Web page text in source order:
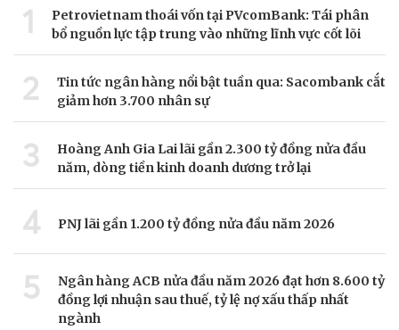
1
Petrovietnam thoái vốn tại PVcomBank: Tái phân
bổ nguồn lực tập trung vào những lĩnh vực cốt lõi
2
Tin tức ngân hàng nổi bật tuần qua: Sacombank cắt
giảm hơn 3.700 nhân sự
3
Hoàng Anh Gia Lai lãi gần 2.300 tỷ đồng nửa đầu
năm, dòng tiền kinh doanh dương trở lại
4 PNJ lãi gần 1.200 tỷ đồng nửa đầu năm 2026
5
Ngân hàng ACB nửa đầu năm 2026 đạt hơn 8.600 tỷ
đồng lợi nhuận sau thuế, tỷ lệ nợ xấu thấp nhất
ngành